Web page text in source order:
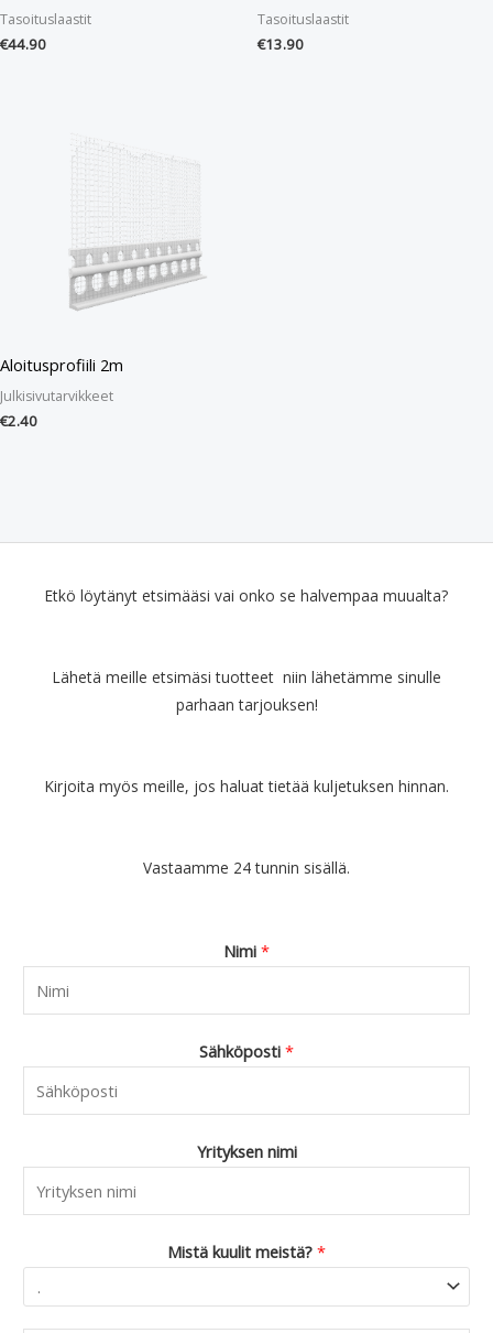
Tasoituslaastit
€44.90
Tasoituslaastit
€13.90
Aloitusprofiili 2m
Julkisivutarvikkeet
€2.40
Etkö löytänyt etsimääsi vai onko se halvempaa muualta?
Lähetä meille etsimäsi tuotteet niin lähetämme sinulle
parhaan tarjouksen!
Kirjoita myös meille, jos haluat tietää kuljetuksen hinnan.
Vastaamme 24 tunnin sisällä.
Nimi *
Sähköposti *
Yrityksen nimi
Mistä kuulit meistä? *